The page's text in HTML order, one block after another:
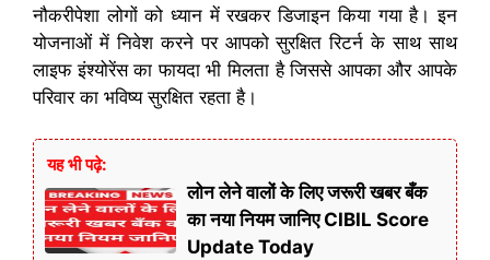
नौकरीपेशा लोगों को ध्यान में रखकर डिजाइन किया गया है। इन
योजनाओं में निवेश करने पर आपको सुरक्षित रिटर्न के साथ साथ
लाइफ इंश्योरेंस का फायदा भी मिलता है जिससे आपका और आपके
परिवार का भविष्य सुरक्षित रहता है।
यह भी पढ़े:
लोन लेने वालों के लिए जरूरी खबर बँक
का नया नियम जानिए CIBIL Score
Update Today